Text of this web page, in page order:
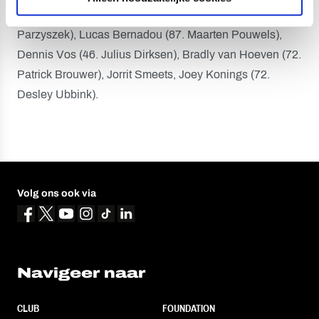
te Wierik, Maikel Kieftenbeld, Vicente Besuijen (44. Piotr
Parzyszek), Lucas Bernadou (87. Maarten Pouwels),
Dennis Vos (46. Julius Dirksen), Bradly van Hoeven (72.
Patrick Brouwer), Jorrit Smeets, Joey Konings (72.
Desley Ubbink).
Volg ons ook via
Navigeer naar
CLUB FOUNDATION